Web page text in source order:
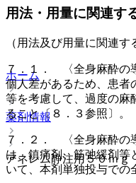
用法・用量に関連す
（用法及び用量に関連す
７．１． 〈全身麻酔の
個人差があるため、患者
等を考慮して、過度の麻
ること〔８．３参照〕。
７．２． 〈全身麻酔の
は、鎮痛剤、筋弛緩剤等
いて、本剤単独投与での
ホーム
薬剤情報
アネレム静注用５０ｍｇ